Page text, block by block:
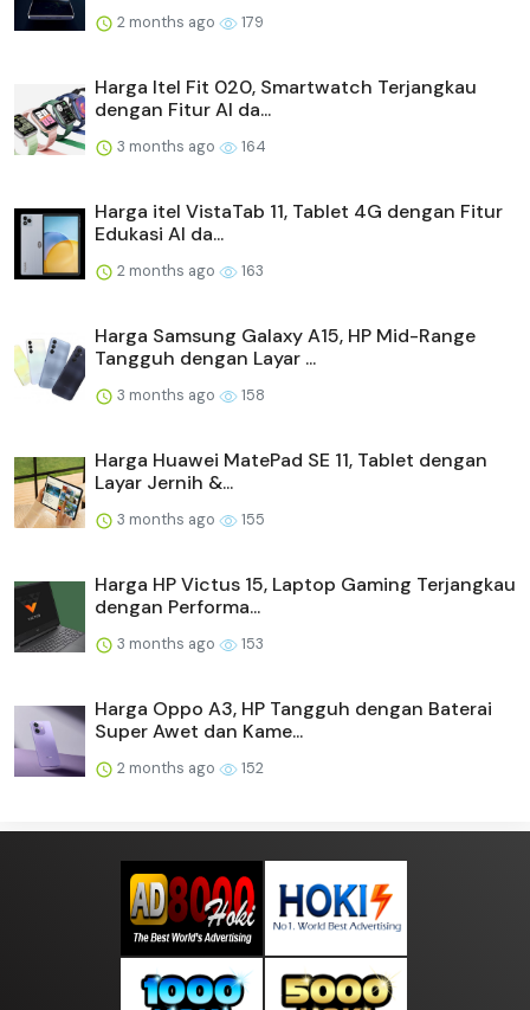
2 months ago 179
Harga Itel Fit 020, Smartwatch Terjangkau
dengan Fitur AI da...
3 months ago 164
Harga itel VistaTab 11, Tablet 4G dengan Fitur
Edukasi AI da...
2 months ago 163
Harga Samsung Galaxy A15, HP Mid-Range
Tangguh dengan Layar ...
3 months ago 158
Harga Huawei MatePad SE 11, Tablet dengan
Layar Jernih &...
3 months ago 155
Harga HP Victus 15, Laptop Gaming Terjangkau
dengan Performa...
3 months ago 153
Harga Oppo A3, HP Tangguh dengan Baterai
Super Awet dan Kame...
2 months ago 152